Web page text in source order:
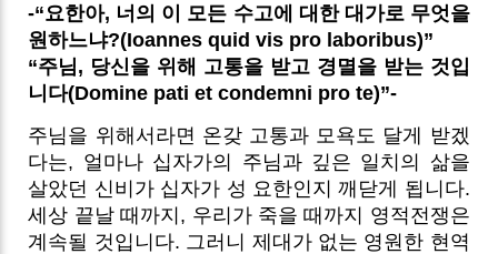
-“요한아, 너의 이 모든 수고에 대한 대가로 무엇을
원하느냐?(Ioannes quid vis pro laboribus)”
“주님, 당신을 위해 고통을 받고 경멸을 받는 것입
니다(Domine pati et condemni pro te)”-
주님을 위해서라면 온갖 고통과 모욕도 달게 받겠
다는, 얼마나 십자가의 주님과 깊은 일치의 삶을
살았던 신비가 십자가 성 요한인지 깨닫게 됩니다.
세상 끝날 때까지, 우리가 죽을 때까지 영적전쟁은
계속될 것입니다. 그러니 제대가 없는 영원한 현역